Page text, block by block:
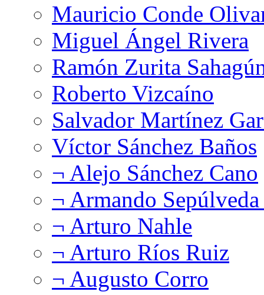
Mauricio Conde
Miguel Ángel Rivera
Ramón Zurita
Roberto Vizcaíno
Salvador Martínez
Víctor Sánchez Baños
¬ Alejo Sánchez Cano
¬ Armando
¬ Arturo Nahle
¬ Arturo Ríos Ruiz
¬ Augusto Corro